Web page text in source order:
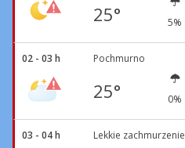
25° 5%
02 - 03 h Pochmurno
25° 0%
03 - 04 h Lekkie zachmurzenie